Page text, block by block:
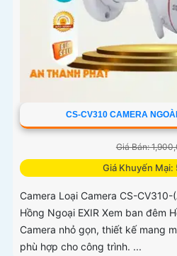
CS-CV310 CAMERA
Giá Bán:
Giá Khuyến Mại:
Camera Loại Camera CS-CV310-
Hồng Ngoại EXIR Xem ban đêm
Camera nhỏ gọn, thiết kế mang
phù hợp cho công trình. ...